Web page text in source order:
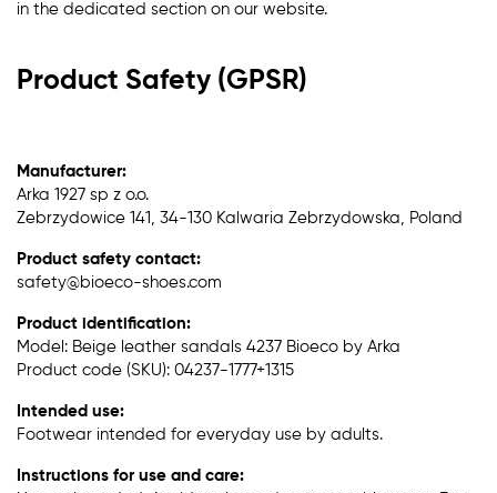
in the dedicated section on our website.
Product Safety (GPSR)
Manufacturer:
Arka 1927 sp z o.o.
Zebrzydowice 141, 34-130 Kalwaria Zebrzydowska, Poland
Product safety contact:
safety@bioeco-shoes.com
Product identification:
Model: Beige leather sandals 4237 Bioeco by Arka
Product code (SKU): 04237-1777+1315
Intended use:
Footwear intended for everyday use by adults.
Instructions for use and care: